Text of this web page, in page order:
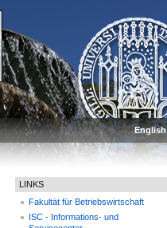
English
LINKS
Fakultät für Betriebswirtschaft
ISC - Informations- und